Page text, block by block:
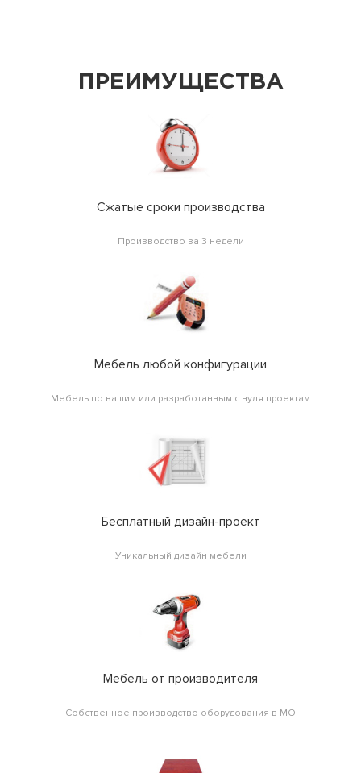
ПРЕИМУЩЕСТВА
Сжатые сроки производства
Производство за 3 недели
Мебель любой конфигурации
Мебель по вашим или разработанным с нуля проектам
Бесплатный дизайн-проект
Уникальный дизайн мебели
Мебель от производителя
Собственное производство оборудования в МО